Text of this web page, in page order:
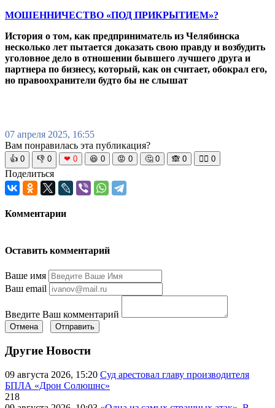
МОШЕННИЧЕСТВО «ПОД ПРИКРЫТИЕМ»?
История о том, как предприниматель из Челябинска
несколько лет пытается доказать свою правду и возбудить
уголовное дело в отношении бывшего лучшего друга и
партнера по бизнесу, который, как он считает, обокрал его,
но правоохранители будто бы не слышат
07 апреля 2025, 16:55
Вам понравилась эта публикация?
👍 0 👎 0 ❤ 0 😆 0 😡 0 🤔 0 🙈 0 🧘‍♀️ 0
Поделиться
Комментарии
Оставить комментарий
Ваше имя
Ваш email
Введите Ваш комментарий
Отмена Отправить
Другие Новости
09 августа 2026, 15:20 Суд арестовал главу производителя
БПЛА «Дрон Солюшнс»
218